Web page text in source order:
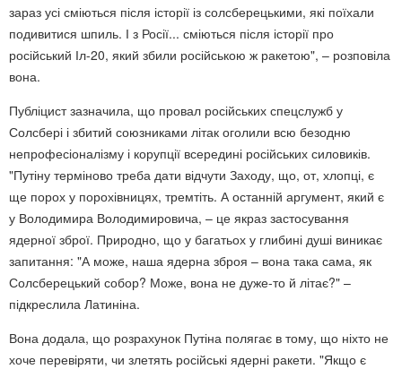
зараз усі сміються після історії із солсберецькими, які поїхали
подивитися шпиль. І з Росії... сміються після історії про
російський Іл-20, який збили російською ж ракетою", – розповіла
вона.
Публіцист зазначила, що провал російських спецслужб у
Солсбері і збитий союзниками літак оголили всю безодню
непрофесіоналізму і корупції всередині російських силовиків.
"Путіну терміново треба дати відчути Заходу, що, от, хлопці, є
ще порох у порохівницях, тремтіть. А останній аргумент, який є
у Володимира Володимировича, – це якраз застосування
ядерної зброї. Природно, що у багатьох у глибині душі виникає
запитання: "А може, наша ядерна зброя – вона така сама, як
Солсберецький собор? Може, вона не дуже-то й літає?" –
підкреслила Латиніна.
Вона додала, що розрахунок Путіна полягає в тому, що ніхто не
хоче перевіряти, чи злетять російські ядерні ракети. "Якщо є